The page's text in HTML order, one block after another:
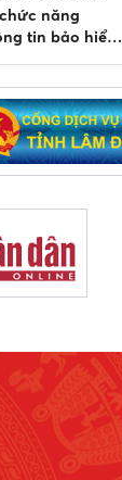
năng
tin bảo hiểm